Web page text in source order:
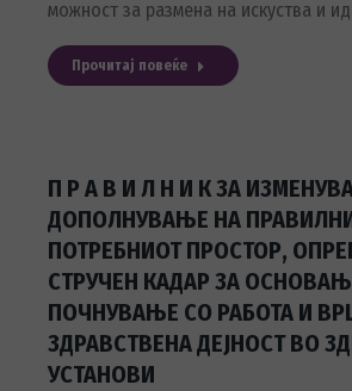
можност за размена на искуства и
Прочитај повеќе
П Р А В И Л Н И К ЗА
ДОПОЛНУВАЊЕ НА
ПОТРЕБНИОТ ПРОСТОР,
СТРУЧЕН КАДАР ЗА
ПОЧНУВАЊЕ СО РАБОТА И
ЗДРАВСТВЕНА ДЕЈНОСТ ВО
УСТАНОВИ